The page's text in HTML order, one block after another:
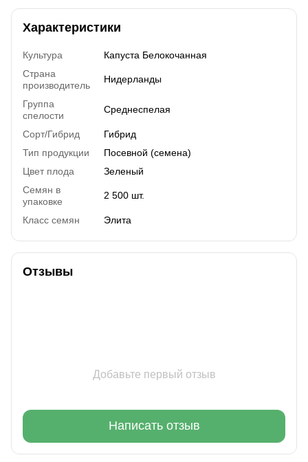
Характеристики
Культура
Капуста Белокочанная
Страна
производитель
Нидерланды
Группа
спелости
Среднеспелая
Сорт/Гибрид
Гибрид
Тип продукции
Посевной (семена)
Цвет плода
Зеленый
Семян в
упаковке
2 500 шт.
Класс семян Элита
Отзывы
Добавьте первый отзыв
Написать отзыв